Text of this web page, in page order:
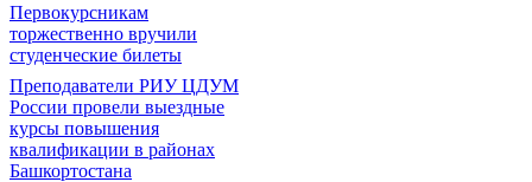
Первокурсникам
торжественно вручили
студенческие билеты
Преподаватели РИУ ЦДУМ
России провели выездные
курсы повышения
квалификации в районах
Башкортостана